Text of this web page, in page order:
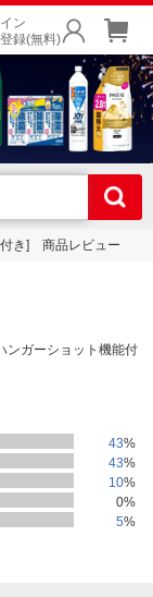
ン
録(無料)
付き] 商品レビュー
ンガーショット機能付
43%
43%
10%
0%
5%